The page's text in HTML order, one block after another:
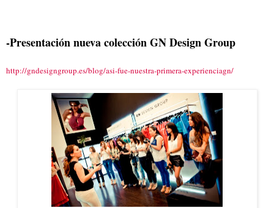
-Presentación nueva colección GN Design Group
http://gndesigngroup.es/blog/asi-fue-nuestra-primera-experienciagn/